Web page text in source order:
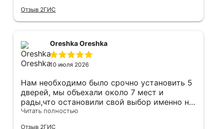
компанию, где я могу указать удобный для
меня интервал времени, а не ждать весь
монтаж дверей, спасибо мастеру Антону за
его труд!!!
Отзыв 2ГИС
Oreshka Oreshka
10 июля 2026
Нам необходимо было срочно установить 5
дверей, мы объехали около 7 мест и
рады,что остановили свой выбор именно на
этой компании.Здесь оказались нужные нам
Читать полностью
Отзыв 2ГИС